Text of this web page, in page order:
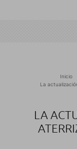
Inicio
La
LA